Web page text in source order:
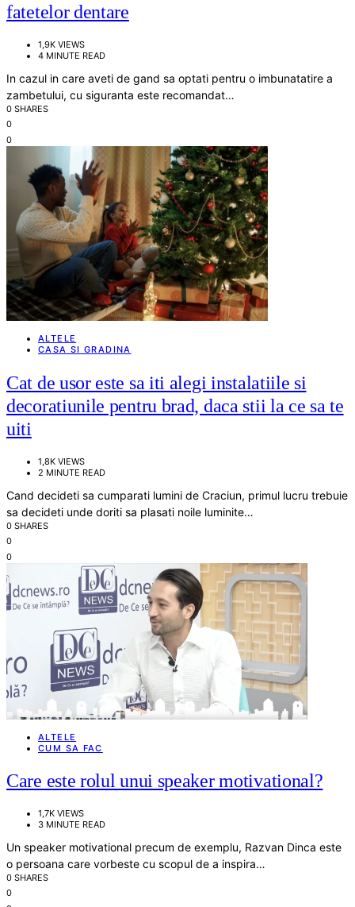
fatetelor dentare
1,9K VIEWS
4 MINUTE READ
In cazul in care aveti de gand sa optati pentru o imbunatatire a
zambetului, cu siguranta este recomandat…
0 SHARES
0
0
ALTELE
CASA SI GRADINA
Cat de usor este sa iti alegi instalatiile si
decoratiunile pentru brad, daca stii la ce sa te
uiti
1,8K VIEWS
2 MINUTE READ
Cand decideti sa cumparati lumini de Craciun, primul lucru trebuie
sa decideti unde doriti sa plasati noile luminite…
0 SHARES
0
0
ALTELE
CUM SA FAC
Care este rolul unui speaker motivational?
1,7K VIEWS
3 MINUTE READ
Un speaker motivational precum de exemplu, Razvan Dinca este
o persoana care vorbeste cu scopul de a inspira…
0 SHARES
0